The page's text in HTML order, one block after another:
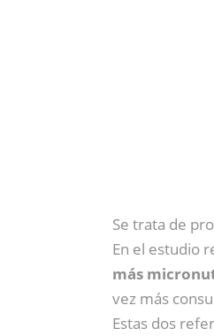
Se trata de
En el estudio
más
vez más
Estas dos